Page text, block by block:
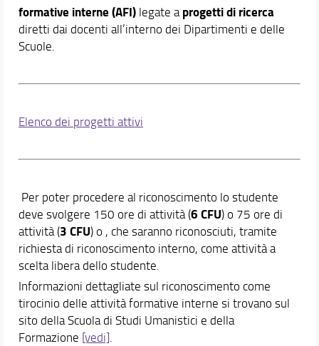
Materiale informativo e didattico
Tabella docimologica di valutazione
formative interne (AFI)legate aprogetti di ricerca
diretti dai docenti all’interno dei Dipartimenti e delle
Scuole.
Elenco dei progetti attivi
Per poter procedere al riconoscimento lo studente
deve svolgere 150 ore di attività (6 CFU) o 75 ore di
attività (3 CFU) o , che saranno riconosciuti, tramite
richiesta di riconoscimento interno, come attività a
scelta libera dello studente.
Informazioni dettagliate sul riconoscimento come
tirocinio delle attività formative interne si trovano sul
sito della Scuola di Studi Umanistici e della
Formazione [vedi].